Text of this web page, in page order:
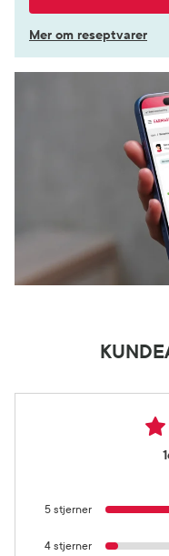
Mer om reseptvarer
5 stjerner
4 stjerner